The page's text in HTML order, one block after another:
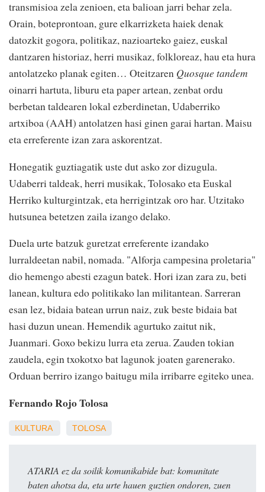
transmisioa zela zenioen, eta balioan jarri behar zela.
Orain, boteprontoan, gure elkarrizketa haiek denak
datozkit gogora, politikaz, nazioarteko gaiez, euskal
dantzaren historiaz, herri musikaz, folkloreaz, hau eta hura
antolatzeko planak egiten… Oteitzaren Quosque tandem
oinarri hartuta, liburu eta paper artean, zenbat ordu
berbetan taldearen lokal ezberdinetan, Udaberriko
artxiboa (AAH) antolatzen hasi ginen garai hartan. Maisu
eta erreferente izan zara askorentzat.
Honegatik guztiagatik uste dut asko zor dizugula.
Udaberri taldeak, herri musikak, Tolosako eta Euskal
Herriko kulturgintzak, eta herrigintzak oro har. Utzitako
hutsunea betetzen zaila izango delako.
Duela urte batzuk guretzat erreferente izandako
lurraldeetan nabil, nomada. "Alforja campesina proletaria"
dio hemengo abesti ezagun batek. Hori izan zara zu, beti
lanean, kultura edo politikako lan militantean. Sarreran
esan lez, bidaia batean urrun naiz, zuk beste bidaia bat
hasi duzun unean. Hemendik agurtuko zaitut nik,
Juanmari. Goxo bekizu lurra eta zerua. Zauden tokian
zaudela, egin txokotxo bat lagunok joaten garenerako.
Orduan berriro izango baitugu mila irribarre egiteko unea.
Fernando Rojo Tolosa
KULTURA TOLOSA
ATARIA ez da soilik komunikabide bat: komunitate
baten ahotsa da, eta urte hauen guztien ondoren, zuen